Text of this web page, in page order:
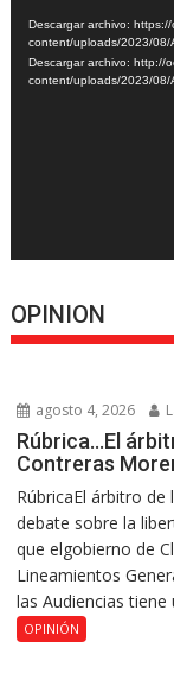
de
vídeo
Descargar archivo:
content/uploads/2023/08/
Descargar archivo: http://
content/uploads/2023/08/
OPINION
agosto 4, 2026
Rúbrica…El
Contreras
RúbricaEl árbitro
debate sobre la
que elgobierno de
Lineamientos
las Audiencias
OPINIÓN